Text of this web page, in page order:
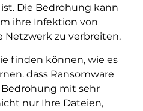
Die Bedrohung kann
ihre Infektion von
Netzwerk zu verbreiten.
finden können, wie es
dass Ransomware
Bedrohung mit sehr
nur Ihre Dateien,